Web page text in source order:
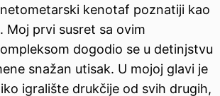
kenotaf poznatiji kao
. Moj prvi susret sa ovim
dogodio se u detinjstvu
snažan utisak. U mojoj glavi je
igralište drukčije od svih drugih,